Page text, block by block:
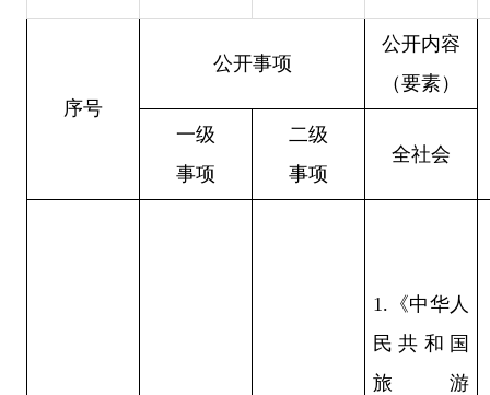
序号
公开事项
公开内容
（要素）
一级
事项
二级
事项
全社会
1.《中华人
民共和国
旅游